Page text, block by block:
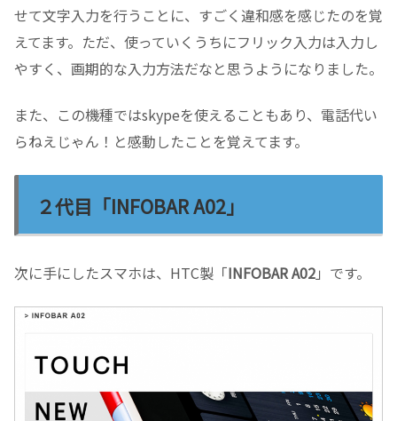
せて文字入力を行うことに、すごく違和感を感じたのを覚
えてます。ただ、使っていくうちにフリック入力は入力し
やすく、画期的な入力方法だなと思うようになりました。
また、この機種ではskypeを使えることもあり、電話代い
らねえじゃん！と感動したことを覚えてます。
２代目「INFOBAR A02」
次に手にしたスマホは、HTC製「INFOBAR A02」です。